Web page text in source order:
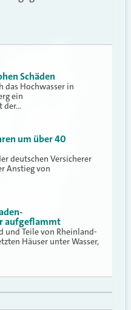
Schäden
das Hochwasser in
ein
der…
um über 40
deutschen Versicherer
Anstieg von
aufgeflammt
und Teile von Rheinland-
Häuser unter Wasser,